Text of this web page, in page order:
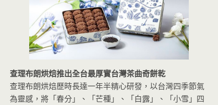
查理布朗烘焙推出全台最厚實台灣茶曲奇餅乾
查理布朗烘焙歷時長達一年半精心研發，以台灣四季節氣
為靈感，將「春分」、「芒種」、「白露」、「小雪」四